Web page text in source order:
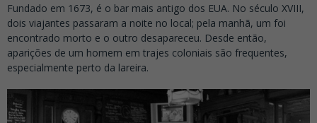
Fundado em 1673, é o bar mais antigo dos EUA. No século XVIII,
dois viajantes passaram a noite no local; pela manhã, um foi
encontrado morto e o outro desapareceu. Desde então,
aparições de um homem em trajes coloniais são frequentes,
especialmente perto da lareira.